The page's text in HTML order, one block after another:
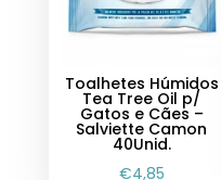
Toalhetes Húmidos
Tea Tree Oil p/
Gatos e Cães –
Salviette Camon
40Unid.
€4,85